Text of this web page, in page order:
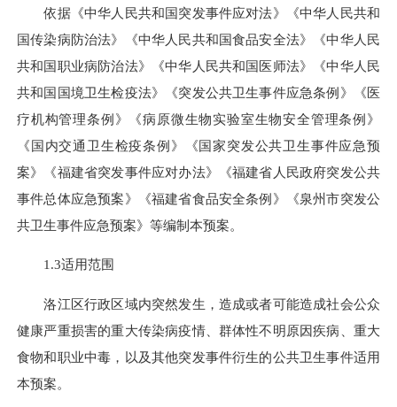
依据《中华人民共和国突发事件应对法》《中华人民共和
国传染病防治法》《中华人民共和国食品安全法》《中华人民
共和国职业病防治法》《中华人民共和国医师法》《中华人民
共和国国境卫生检疫法》《突发公共卫生事件应急条例》《医
疗机构管理条例》《病原微生物实验室生物安全管理条例》
《国内交通卫生检疫条例》《国家突发公共卫生事件应急预
案》《福建省突发事件应对办法》《福建省人民政府突发公共
事件总体应急预案》《福建省食品安全条例》《泉州市突发公
共卫生事件应急预案》等编制本预案。
1.3适用范围
洛江区行政区域内突然发生，造成或者可能造成社会公众
健康严重损害的重大传染病疫情、群体性不明原因疾病、重大
食物和职业中毒，以及其他突发事件衍生的公共卫生事件适用
本预案。